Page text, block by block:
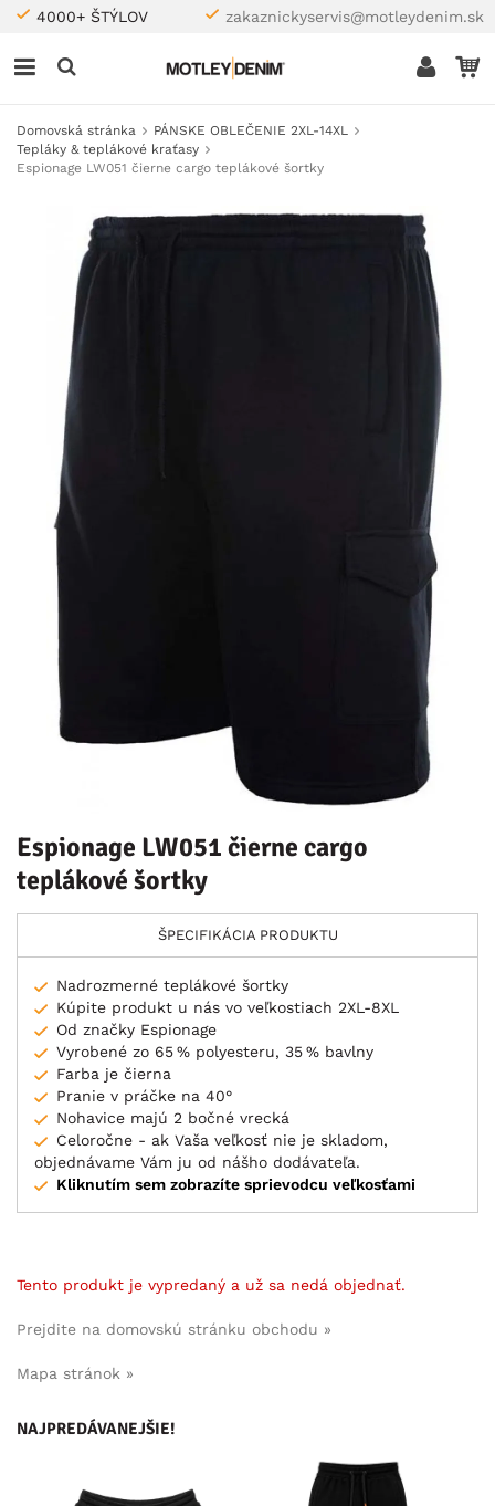
4000+ ŠTÝLOV zakaznickyservis@motleydenim.sk
Domovská stránka
PÁNSKE OBLEČENIE 2XL-14XL
Tepláky & teplákové kraťasy
Espionage LW051 čierne cargo teplákové šortky
Espionage LW051 čierne cargo
teplákové šortky
ŠPECIFIKÁCIA PRODUKTU
Nadrozmerné teplákové šortky
Kúpite produkt u nás vo veľkostiach 2XL-8XL
Od značky Espionage
Vyrobené zo 65 % polyesteru, 35 % bavlny
Farba je čierna
Pranie v práčke na 40°
Nohavice majú 2 bočné vrecká
Celoročne - ak Vaša veľkosť nie je skladom,
objednávame Vám ju od nášho dodávateľa.
Kliknutím sem zobrazíte sprievodcu veľkosťami
Tento produkt je vypredaný a už sa nedá objednať.
Prejdite na domovskú stránku obchodu »
Mapa stránok »
NAJPREDÁVANEJŠIE!